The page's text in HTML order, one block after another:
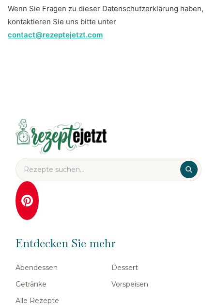
Wenn Sie Fragen zu dieser Datenschutzerklärung haben,
kontaktieren Sie uns bitte unter
contact@rezeptejetzt.com
Entdecken Sie mehr
Abendessen
Dessert
Getränke
Vorspeisen
Alle Rezepte